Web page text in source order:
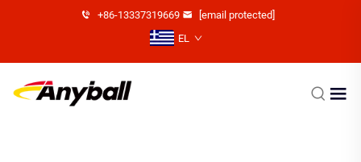
+86-13337319669
[email protected]
EL